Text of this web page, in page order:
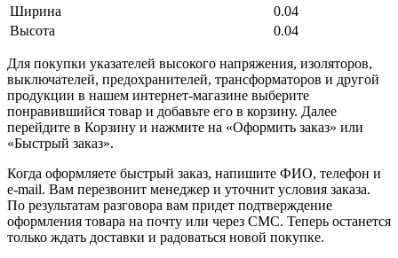
Ширина
0.04
Высота
0.04
Для покупки указателей высокого напряжения, изоляторов,
выключателей, предохранителей, трансформаторов и другой
продукции в нашем интернет-магазине выберите
понравившийся товар и добавьте его в корзину. Далее
перейдите в Корзину и нажмите на «Оформить заказ» или
«Быстрый заказ».
Когда оформляете быстрый заказ, напишите ФИО, телефон и
e-mail. Вам перезвонит менеджер и уточнит условия заказа.
По результатам разговора вам придет подтверждение
оформления товара на почту или через СМС. Теперь останется
только ждать доставки и радоваться новой покупке.